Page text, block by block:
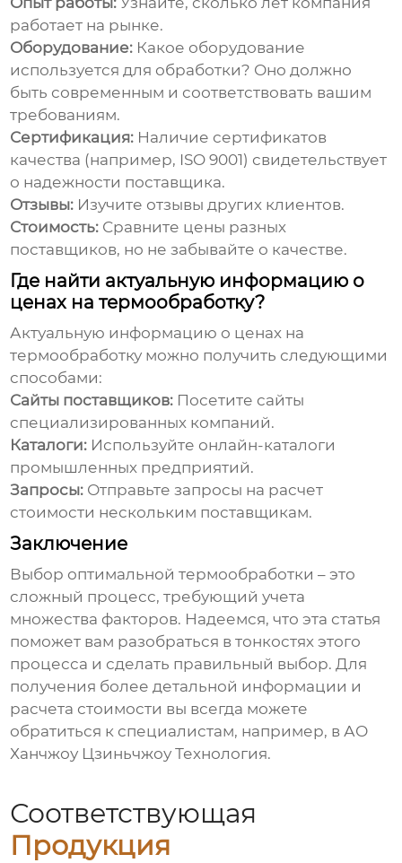
работает на рынке.
Оборудование: Какое оборудование
используется для обработки? Оно должно
быть современным и соответствовать вашим
требованиям.
Сертификация: Наличие сертификатов
качества (например, ISO 9001) свидетельствует
о надежности поставщика.
Отзывы: Изучите отзывы других клиентов.
Стоимость: Сравните цены разных
поставщиков, но не забывайте о качестве.
Где найти актуальную информацию о
ценах на термообработку?
Актуальную информацию о ценах на
термообработку можно получить следующими
способами:
Сайты поставщиков: Посетите сайты
специализированных компаний.
Каталоги: Используйте онлайн-каталоги
промышленных предприятий.
Запросы: Отправьте запросы на расчет
стоимости нескольким поставщикам.
Заключение
Выбор оптимальнойтермообработки – это
сложный процесс, требующий учета
множества факторов. Надеемся, что эта статья
поможет вам разобраться в тонкостях этого
процесса и сделать правильный выбор. Для
получения более детальной информации и
расчета стоимости вы всегда можете
обратиться к специалистам, например, вАО
Ханчжоу Цзиньчжоу Технология.
Соответствующая
Продукция